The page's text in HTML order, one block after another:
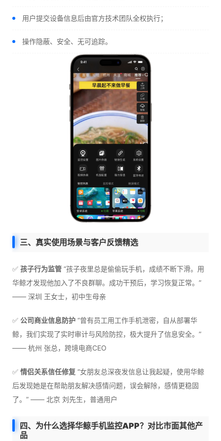
用户提交设备信息后由官方技术团队全权执行；
操作隐蔽、安全、无可追踪。
三、真实使用场景与客户反馈精选
✅ 孩子行为监管 “孩子夜里总是偷偷玩手机，成绩不断下滑。用
华鲸才发现他加入了不良群聊。成功干预后，学习恢复正常。”
—— 深圳 王女士，初中生母亲
✅ 公司商业信息防护 “曾有员工用工作手机泄密，自从部署华
鲸，我们实现了实时审计与风险防控，极大提升了信息安全。”
—— 杭州 张总，跨境电商CEO
✅ 情侣关系信任修复 “女朋友总深夜发信息让我起疑，使用华鲸
后发现她是在帮助朋友解决感情问题，误会解除，感情更稳固
了。” —— 北京 刘先生，普通用户
四、为什么选择华鲸手机监控APP？对比市面其他产
品